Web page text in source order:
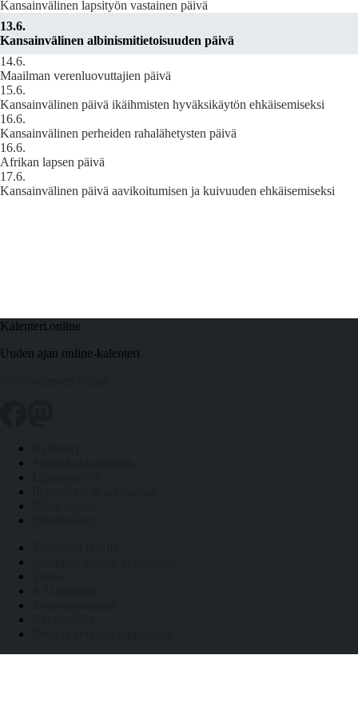
Kansainvälinen lapsityön vastainen päivä
13.6.
Kansainvälinen albinismitietoisuuden päivä
14.6.
Maailman verenluovuttajien päivä
15.6.
Kansainvälinen päivä ikäihmisten hyväksikäytön ehkäisemiseksi
16.6.
Kansainvälinen perheiden rahalähetysten päivä
16.6.
Afrikan lapsen päivä
17.6.
Kansainvälinen päivä aavikoitumisen ja kuivuuden ehkäisemiseksi
Kalenteri.online
Uuden ajan online-kalenteri